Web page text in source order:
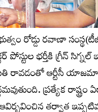
రోడ్డు రవాణా
పోస్టుల భర్తీకి గ్రీన్
రావడంతో ఆర్టీసీ
ప్రత్యేక